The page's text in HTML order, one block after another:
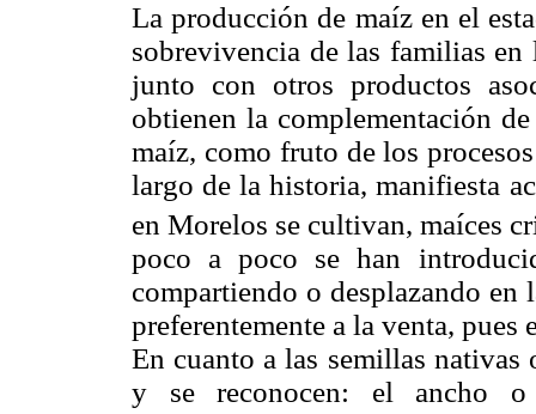
La producción de maíz en el
sobrevivencia de las familias en
junto con otros productos
obtienen la complementación
maíz, como fruto de los
largo de la historia, manifiesta
en Morelos se cultivan, maíces
poco a poco se han
compartiendo o desplazando en
preferentemente a la venta, pues
En cuanto a las semillas nativas
y se reconocen: el ancho o